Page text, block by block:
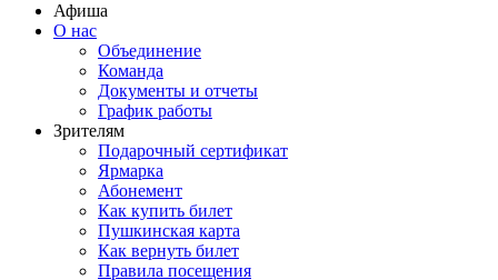
Афиша
О нас
Объединение
Команда
Документы и отчеты
График работы
Зрителям
Подарочный сертификат
Ярмарка
Абонемент
Как купить билет
Пушкинская карта
Как вернуть билет
Правила посещения